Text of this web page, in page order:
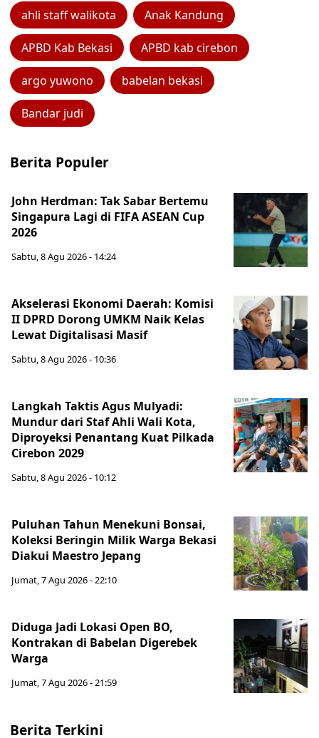
ahli staff walikota Anak Kandung
APBD Kab Bekasi APBD kab cirebon
argo yuwono babelan bekasi
Bandar judi
Berita Populer
John Herdman: Tak Sabar Bertemu
Singapura Lagi di FIFA ASEAN Cup
2026
Sabtu, 8 Agu 2026 - 14:24
Akselerasi Ekonomi Daerah: Komisi
II DPRD Dorong UMKM Naik Kelas
Lewat Digitalisasi Masif
Sabtu, 8 Agu 2026 - 10:36
Langkah Taktis Agus Mulyadi:
Mundur dari Staf Ahli Wali Kota,
Diproyeksi Penantang Kuat Pilkada
Cirebon 2029
Sabtu, 8 Agu 2026 - 10:12
Puluhan Tahun Menekuni Bonsai,
Koleksi Beringin Milik Warga Bekasi
Diakui Maestro Jepang
Jumat, 7 Agu 2026 - 22:10
Diduga Jadi Lokasi Open BO,
Kontrakan di Babelan Digerebek
Warga
Jumat, 7 Agu 2026 - 21:59
Berita Terkini